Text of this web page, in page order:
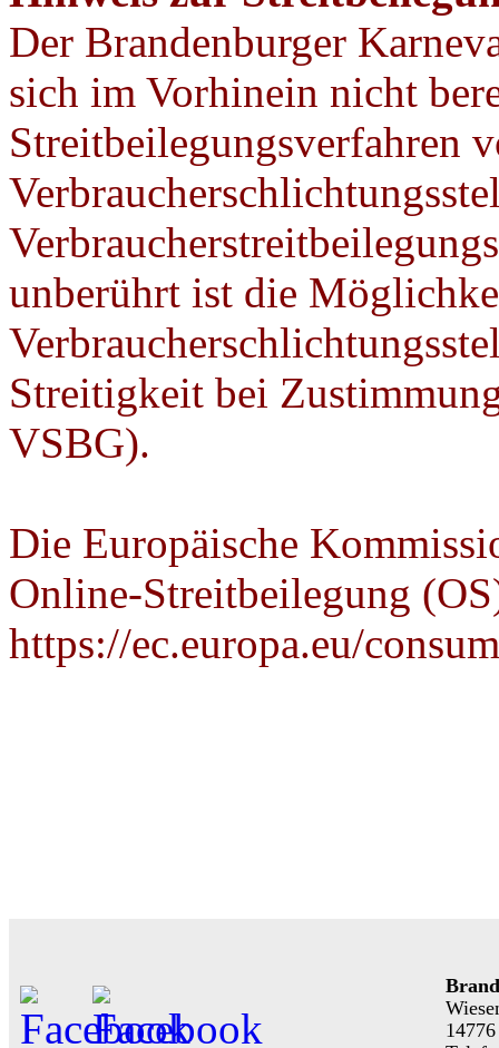
Der Brandenburger
sich im Vorhinein nicht
Streitbeilegungsverfahren
unberührt ist die
Streitigkeit bei
VSBG).
Die Europäische
Online-Streitbeilegung
https://ec.europa.eu/